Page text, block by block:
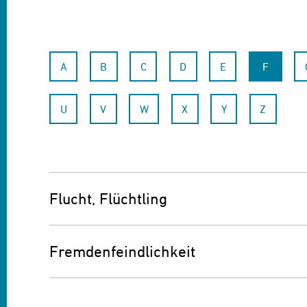
A B C D E F
U V W X Y Z
Flucht, Flüchtling
Fremdenfeindlichkeit